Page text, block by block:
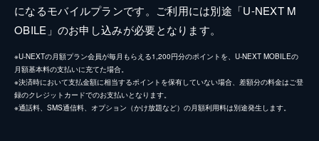
になるモバイルプランです。ご利用には別途「U-NEXT M
OBILE」のお申し込みが必要となります。
※U-NEXTの月額プラン会員が毎月もらえる1,200円分のポイントを、U-NEXT MOBILEの
月額基本料の支払いに充てた場合。
※決済時において支払金額に相当するポイントを保有していない場合、差額分の料金はご登
録のクレジットカードでのお支払いとなります。
※通話料、SMS通信料、オプション（かけ放題など）の月額利用料は別途発生します。